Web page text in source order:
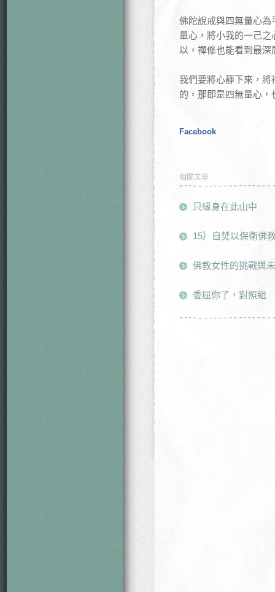
佛陀說戒與四無量心
量心，將小我的一己
以，禪修也能看到最深
我們要將心靜下來，
的，那即是四無量心
Facebook
相關文章
只緣身在此山中
15）自焚以保衛佛
佛教女性的挑戰與
委屈你了，對照組